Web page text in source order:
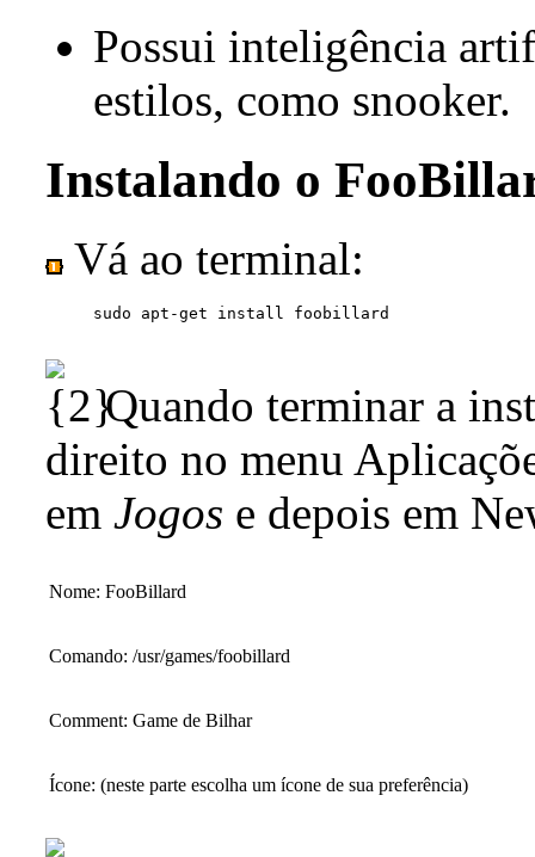
Possui inteligência
estilos, como snooker.
Instalando o
Vá ao terminal:
Quando terminar a
direito no menu
em Jogos e depois em
Nome: FooBillard
Comando: /usr/games/foobillard
Comment: Game de Bilhar
Ícone: (neste parte escolha um ícone de sua preferência)